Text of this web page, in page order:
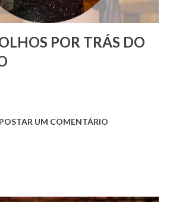
POR TRÁS DO
POSTAR UM COMENTÁRIO